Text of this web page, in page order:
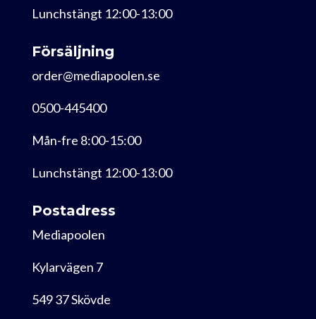
Lunchstängt 12:00-13:00
Försäljning
order@mediapoolen.se
0500-445400
Mån-fre 8:00-15:00
Lunchstängt 12:00-13:00
Postadress
Mediapoolen
Kylarvägen 7
549 37 Skövde